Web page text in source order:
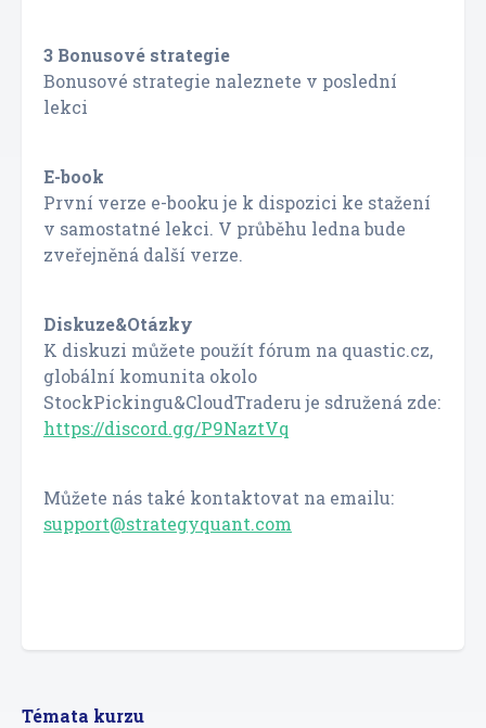
3 Bonusové strategie
Bonusové strategie naleznete v poslední
lekci
E-book
První verze e-booku je k dispozici ke stažení
v samostatné lekci. V průběhu ledna bude
zveřejněná další verze.
Diskuze&Otázky
K diskuzi můžete použít fórum na quastic.cz,
globální komunita okolo
StockPickingu&CloudTraderu je sdružená zde:
https://discord.gg/P9NaztVq
Můžete nás také kontaktovat na emailu:
support@strategyquant.com
Témata kurzu